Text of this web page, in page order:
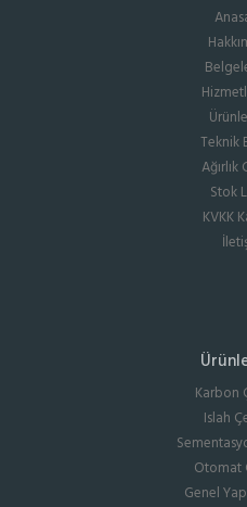
Teknik
Ağırlık
Stok
KVKK
Karbon
Islah
Otomat
Genel